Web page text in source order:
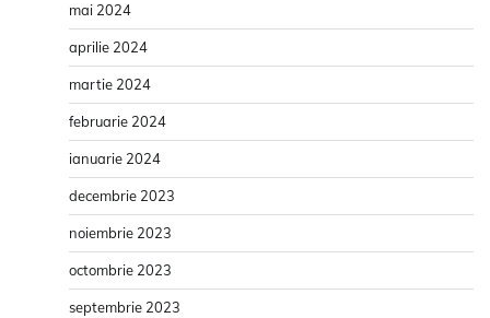
mai 2024
aprilie 2024
martie 2024
februarie 2024
ianuarie 2024
decembrie 2023
noiembrie 2023
octombrie 2023
septembrie 2023